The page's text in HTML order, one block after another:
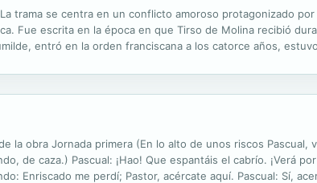
trama se centra en un conflicto amoroso protagonizado
Fue escrita en la época en que Tirso de Molina recibió
entró en la orden franciscana a los catorce años,
la obra Jornada primera (En lo alto de unos riscos Pascual,
de caza.) Pascual: ¡Hao! Que espantáis el cabrío. ¡Verá
Enriscado me perdí; Pastor, acércate aquí. Pascual: Sí,